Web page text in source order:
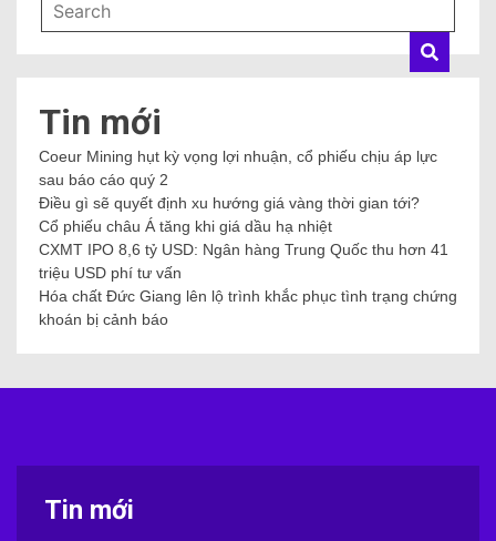
Tin mới
Coeur Mining hụt kỳ vọng lợi nhuận, cổ phiếu chịu áp lực
sau báo cáo quý 2
Điều gì sẽ quyết định xu hướng giá vàng thời gian tới?
Cổ phiếu châu Á tăng khi giá dầu hạ nhiệt
CXMT IPO 8,6 tỷ USD: Ngân hàng Trung Quốc thu hơn 41
triệu USD phí tư vấn
Hóa chất Đức Giang lên lộ trình khắc phục tình trạng chứng
khoán bị cảnh báo
Tin mới